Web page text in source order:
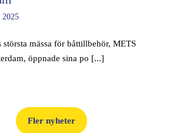
2025
största mässa för båttillbehör, METS
öppnade sina po [...]
Fler nyheter